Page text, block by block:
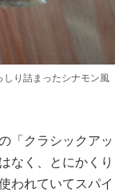
しり詰まったシナモン風
「クラシックアッ
なく、とにかくり
われていてスパイ